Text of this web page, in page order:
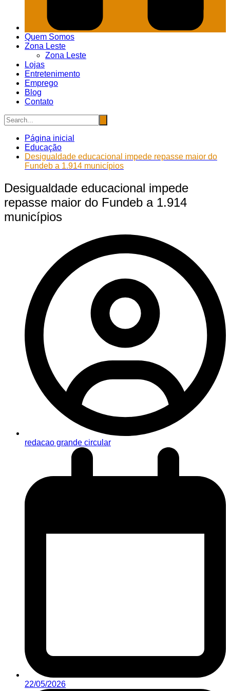
Quem Somos
Zona Leste
Zona Leste
Lojas
Entretenimento
Emprego
Blog
Contato
Página inicial
Educação
Desigualdade educacional impede repasse maior do
Fundeb a 1.914 municípios
Desigualdade educacional impede
repasse maior do Fundeb a 1.914
municípios
redacao grande circular
22/05/2026